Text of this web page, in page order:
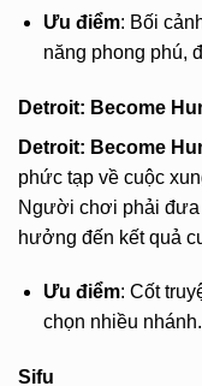
Ưu điểm: Bối
năng phong phú,
Detroit: Become
Detroit: Become
phức tạp về cuộc
Người chơi phải đưa
hưởng đến kết quả
Ưu điểm: Cốt
chọn nhiều nhánh.
Sifu